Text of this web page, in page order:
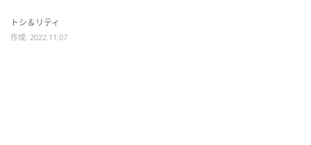
トシ＆リティ
作成: 2022.11.07